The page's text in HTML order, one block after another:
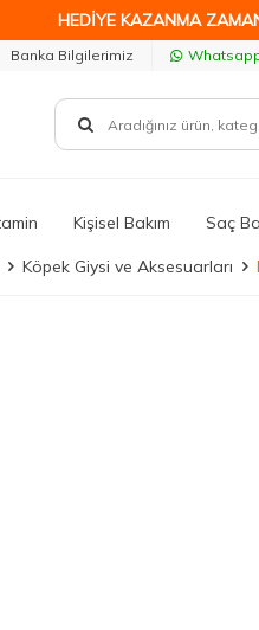
HEDİYE KAZANMA
Banka Bilgilerimiz
Kişisel Bakım Saç
Köpek Giysi ve Aksesuarları